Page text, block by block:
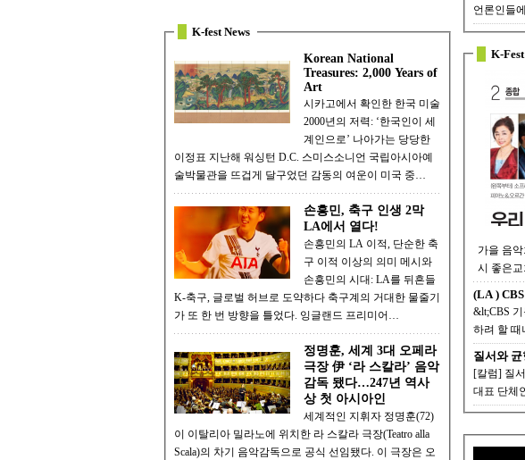
K-fest News
Korean National
Treasures: 2,000 Years of
Art
시카고에서 확인한 한국 미술
2000년의 저력: ‘한국인이 세
계인으로’ 나아가는 당당한
이정표 지난해 워싱턴 D.C. 스미스소니언 국립아시아예
술박물관을 뜨겁게 달구었던 감동의 여운이 미국 중…
손흥민, 축구 인생 2막
LA에서 열다!
손흥민의 LA 이적, 단순한 축
구 이적 이상의 의미 메시와
손흥민의 시대: LA를 뒤흔들
K-축구, 글로벌 허브로 도약하다 축구계의 거대한 물줄기
가 또 한 번 방향을 틀었다. 잉글랜드 프리미어…
정명훈, 세계 3대 오페라
극장 伊 ‘라 스칼라’ 음악
감독 됐다…247년 역사
상 첫 아시아인
세계적인 지휘자 정명훈(72)
이 이탈리아 밀라노에 위치한 라 스칼라 극장(Teatro alla
Scala)의 차기 음악감독으로 공식 선임됐다. 이 극장은 오
언론인들
K-
가을 음악회 애
(LA )
&lt;CBS 기
하려 할
질서와
[칼럼] 질서와
대표 단체